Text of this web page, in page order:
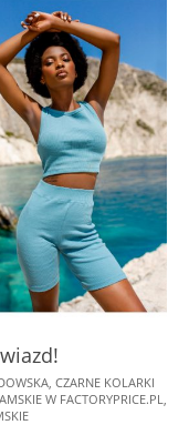
CZARNE KOLARKI
W FACTORYPRICE.PL